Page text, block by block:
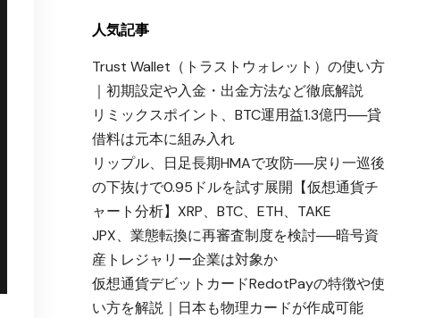
人気記事
Trust Wallet（トラストウォレット）の使い方
｜初期設定や入金・出金方法など徹底解説
リミックスポイント、BTC運用益1.3億円──貸
借料は元本に組み入れ
リップル、日足長期HMAで攻防──戻り一巡後
の下抜けで0.95ドルを試す展開【仮想通貨チ
ャート分析】XRP、BTC、ETH、TAKE
JPX、業態転換に再審査制度を検討──暗号資
産トレジャリー企業は対象か
仮想通貨デビットカードRedotPayの特徴や使
い方を解説｜日本も物理カードが作成可能